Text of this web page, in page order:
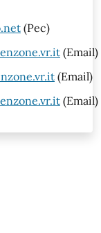
(Pec)
(Email)
(Email)
(Email)